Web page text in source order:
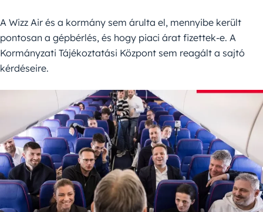
A Wizz Air és a kormány sem árulta el, mennyibe került
pontosan a gépbérlés, és hogy piaci árat fizettek-e. A
Kormányzati Tájékoztatási Központ sem reagált a sajtó
kérdéseire.